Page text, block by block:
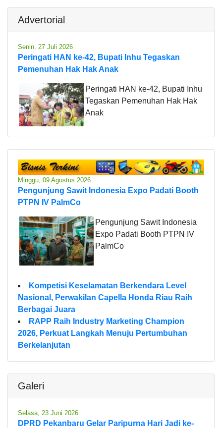
Advertorial
Senin, 27 Juli 2026
Peringati HAN ke-42, Bupati Inhu Tegaskan
Pemenuhan Hak Hak Anak
Peringati HAN ke-42, Bupati Inhu
Tegaskan Pemenuhan Hak Hak
Anak
Minggu, 09 Agustus 2026
Pengunjung Sawit Indonesia Expo Padati Booth
PTPN IV PalmCo
Pengunjung Sawit Indonesia
Expo Padati Booth PTPN IV
PalmCo
Kompetisi Keselamatan Berkendara Level
Nasional, Perwakilan Capella Honda Riau Raih
Berbagai Juara
RAPP Raih Industry Marketing Champion
2026, Perkuat Langkah Menuju Pertumbuhan
Berkelanjutan
Galeri
Selasa, 23 Juni 2026
DPRD Pekanbaru Gelar Paripurna Hari Jadi ke-